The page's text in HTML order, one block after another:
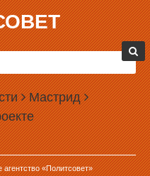
Мастрид
«Политсовет»
из руководства партии
это произойдет, то само
вопросом.
платформы»пишет
на представителя партии.